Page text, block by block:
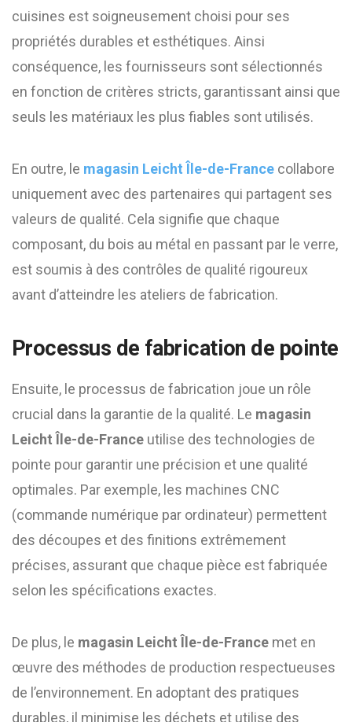
cuisines est soigneusement choisi pour ses
propriétés durables et esthétiques. Ainsi
conséquence, les fournisseurs sont sélectionnés
en fonction de critères stricts, garantissant ainsi que
seuls les matériaux les plus fiables sont utilisés.
En outre, le magasin Leicht Île-de-France collabore
uniquement avec des partenaires qui partagent ses
valeurs de qualité. Cela signifie que chaque
composant, du bois au métal en passant par le verre,
est soumis à des contrôles de qualité rigoureux
avant d’atteindre les ateliers de fabrication.
Processus de fabrication de pointe
Ensuite, le processus de fabrication joue un rôle
crucial dans la garantie de la qualité. Le magasin
Leicht Île-de-France utilise des technologies de
pointe pour garantir une précision et une qualité
optimales. Par exemple, les machines CNC
(commande numérique par ordinateur) permettent
des découpes et des finitions extrêmement
précises, assurant que chaque pièce est fabriquée
selon les spécifications exactes.
De plus, le magasin Leicht Île-de-France met en
œuvre des méthodes de production respectueuses
de l’environnement. En adoptant des pratiques
durables, il minimise les déchets et utilise des